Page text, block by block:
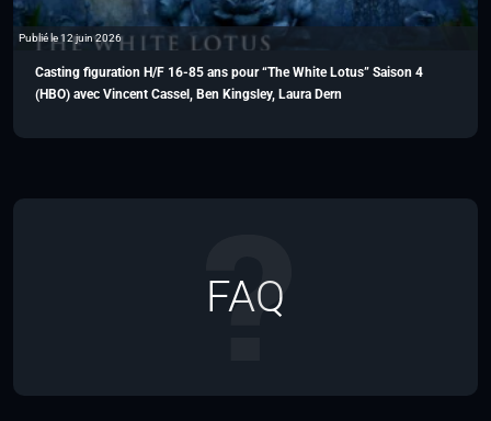
Publié le 12 juin 2026
Casting figuration H/F 16-85 ans pour “The White Lotus” Saison 4
(HBO) avec Vincent Cassel, Ben Kingsley, Laura Dern
FAQ